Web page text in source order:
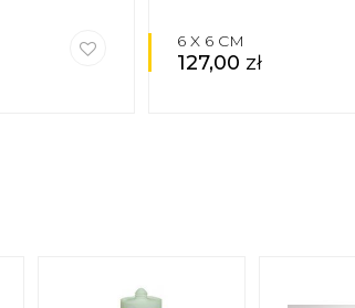
6 X 6 CM
127,00 zł